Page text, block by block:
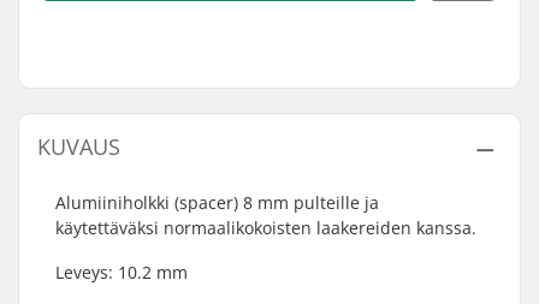
KUVAUS
Alumiiniholkki (spacer) 8 mm pulteille ja
käytettäväksi normaalikokoisten laakereiden kanssa.
Leveys: 10.2 mm